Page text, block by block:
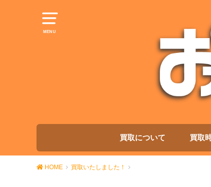
MENU
買取について 買取
HOME 買取いたしました！